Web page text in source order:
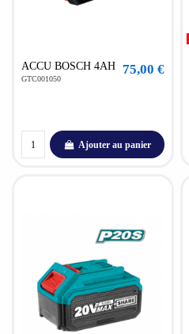
ACCU BOSCH 4AH
GTC001050
75,00 €
Ajouter au panier